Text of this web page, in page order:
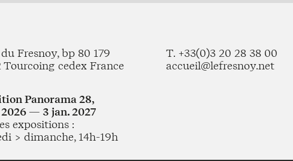
Fresnoy, bp 80 179
Tourcoing cedex France
T. +33(0)3 20 28 38 00
accueil@lefresnoy.net
Panorama 28,
2026 — 3 jan. 2027
expositions :
> dimanche, 14h-19h